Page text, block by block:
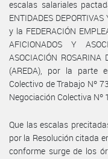
escalas salariales
ENTIDADES
y la FEDERACIÓN
AFICIONADOS Y
ASOCIACIÓN ROSARINA
(AREDA), por la parte
Colectivo de Trabajo Nº
Negociación Colectiva Nº
Que las escalas
por la Resolución citada
conforme surge de los